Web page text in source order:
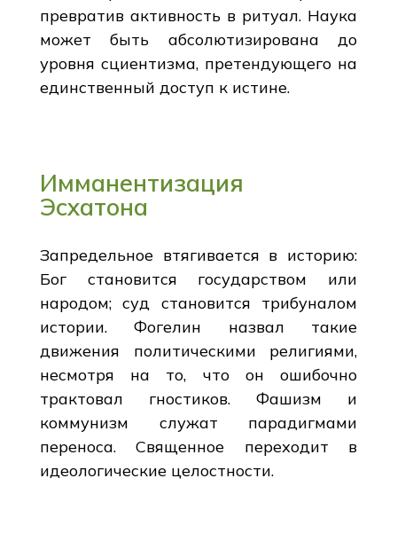
превратив активность в ритуал. Наука
может быть абсолютизирована до
уровня сциентизма, претендующего на
единственный доступ к истине.
Имманентизация
Эсхатона
Запредельное втягивается в историю:
Бог становится государством или
народом; суд становится трибуналом
истории. Фогелин назвал такие
движения политическими религиями,
несмотря на то, что он ошибочно
трактовал гностиков. Фашизм и
коммунизм служат парадигмами
переноса. Священное переходит в
идеологические целостности.